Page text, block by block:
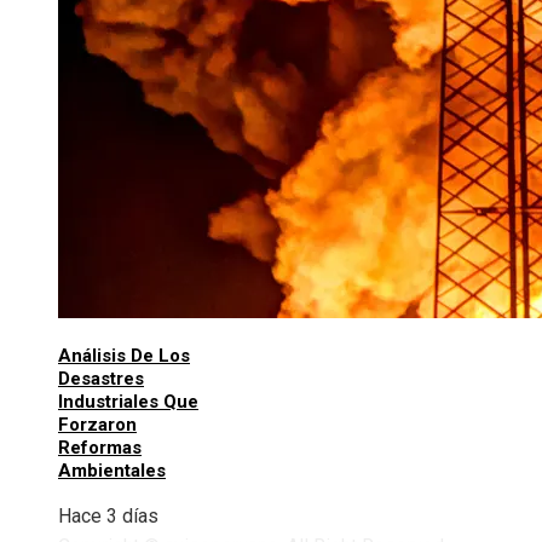
Análisis De Los
Desastres
Industriales Que
Forzaron
Reformas
Ambientales
Hace 3 días